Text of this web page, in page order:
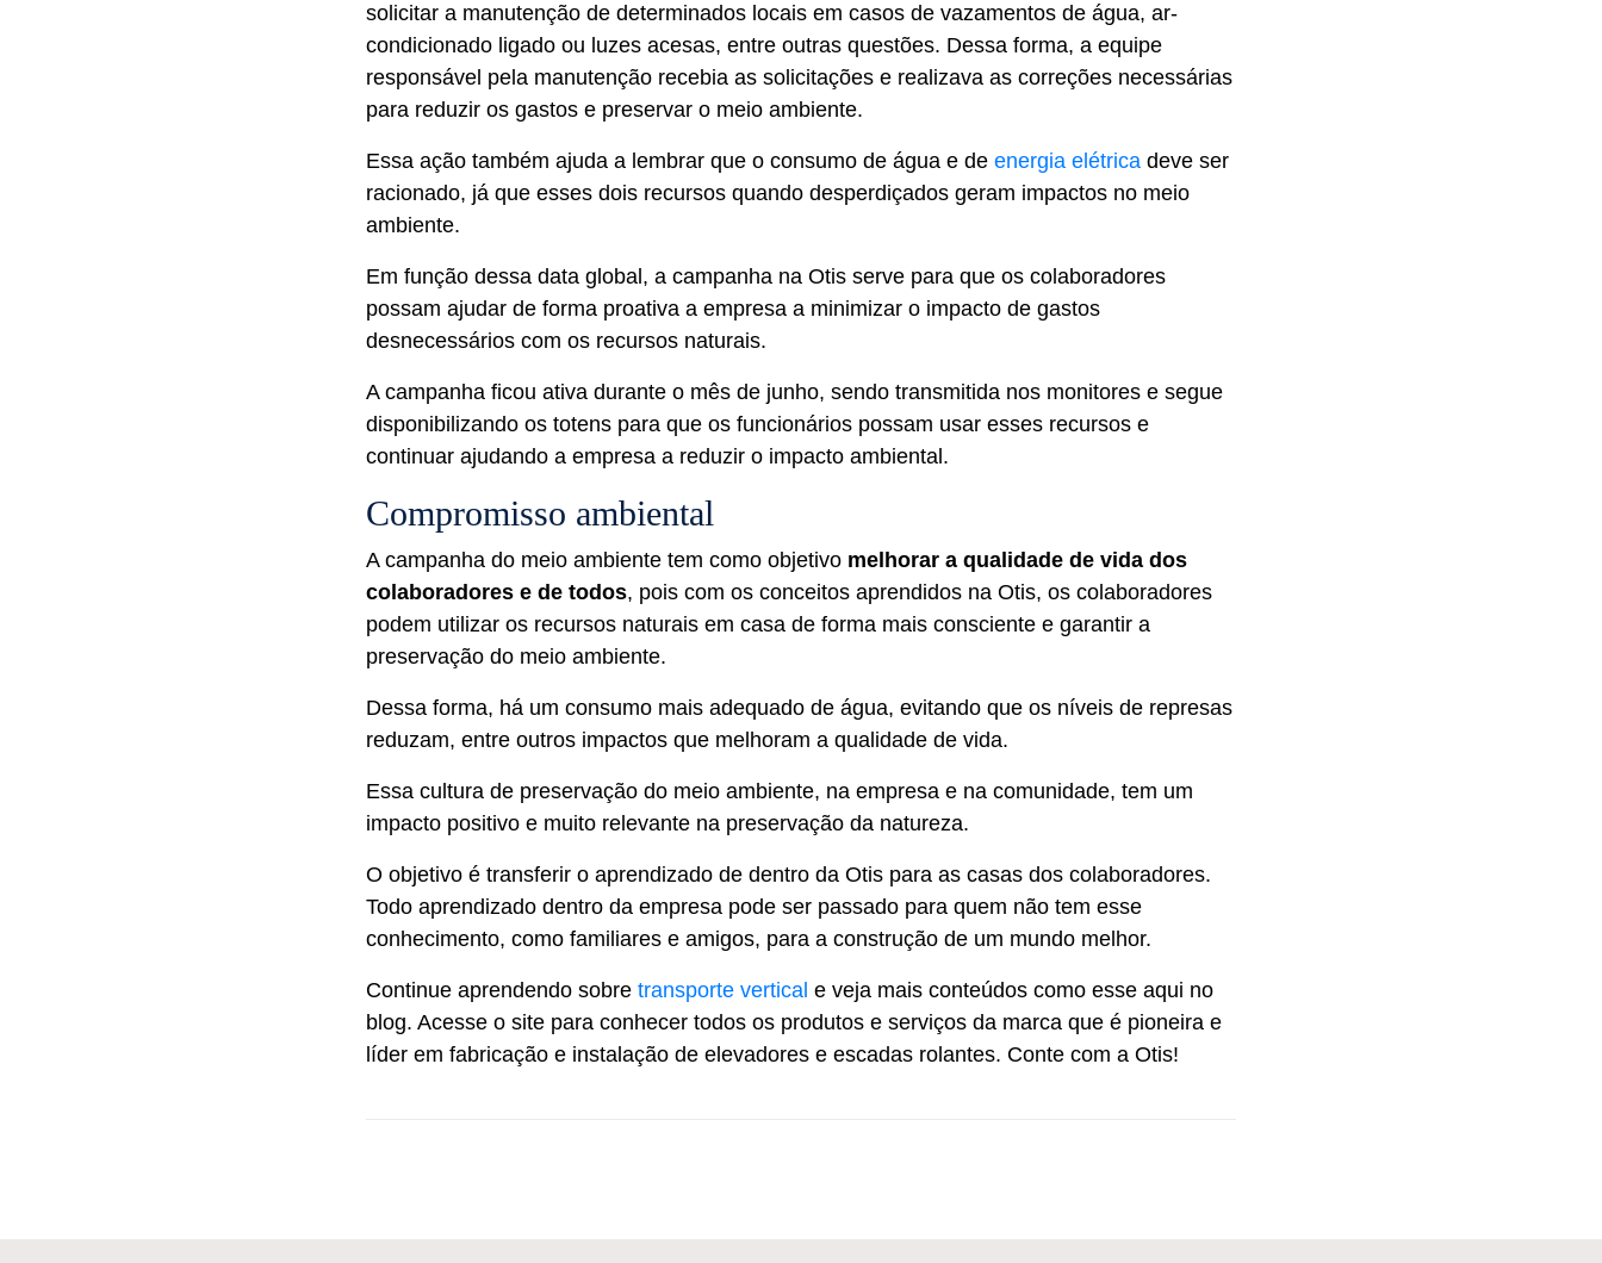
solicitar a manutenção de determinados locais em casos de vazamentos de água, ar-
condicionado ligado ou luzes acesas, entre outras questões. Dessa forma, a equipe
responsável pela manutenção recebia as solicitações e realizava as correções necessárias
para reduzir os gastos e preservar o meio ambiente.
Essa ação também ajuda a lembrar que o consumo de água e de energia elétrica deve ser
racionado, já que esses dois recursos quando desperdiçados geram impactos no meio
ambiente.
Em função dessa data global, a campanha na Otis serve para que os colaboradores
possam ajudar de forma proativa a empresa a minimizar o impacto de gastos
desnecessários com os recursos naturais.
A campanha ficou ativa durante o mês de junho, sendo transmitida nos monitores e segue
disponibilizando os totens para que os funcionários possam usar esses recursos e
continuar ajudando a empresa a reduzir o impacto ambiental.
Compromisso ambiental
A campanha do meio ambiente tem como objetivo melhorar a qualidade de vida dos
colaboradores e de todos, pois com os conceitos aprendidos na Otis, os colaboradores
podem utilizar os recursos naturais em casa de forma mais consciente e garantir a
preservação do meio ambiente.
Dessa forma, há um consumo mais adequado de água, evitando que os níveis de represas
reduzam, entre outros impactos que melhoram a qualidade de vida.
Essa cultura de preservação do meio ambiente, na empresa e na comunidade, tem um
impacto positivo e muito relevante na preservação da natureza.
O objetivo é transferir o aprendizado de dentro da Otis para as casas dos colaboradores.
Todo aprendizado dentro da empresa pode ser passado para quem não tem esse
conhecimento, como familiares e amigos, para a construção de um mundo melhor.
Continue aprendendo sobre transporte vertical e veja mais conteúdos como esse aqui no
blog. Acesse o site para conhecer todos os produtos e serviços da marca que é pioneira e
líder em fabricação e instalação de elevadores e escadas rolantes. Conte com a Otis!